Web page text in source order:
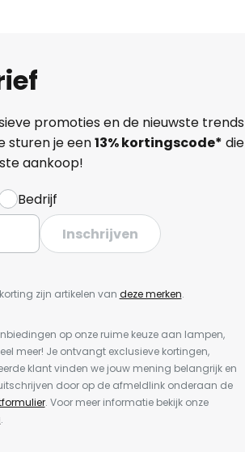
promoties en de nieuwste trends
sturen je een13%kortingscode* die
aankoop!
Bedrijf
Inschrijven
zijn artikelen van deze merken.
op onze ruime keuze aan lampen,
meer! Je ontvangt exclusieve kortingen,
klant vinden we jouw mening belangrijk en
door op de afmeldlink onderaan de
. Voor meer informatie bekijk onze
.